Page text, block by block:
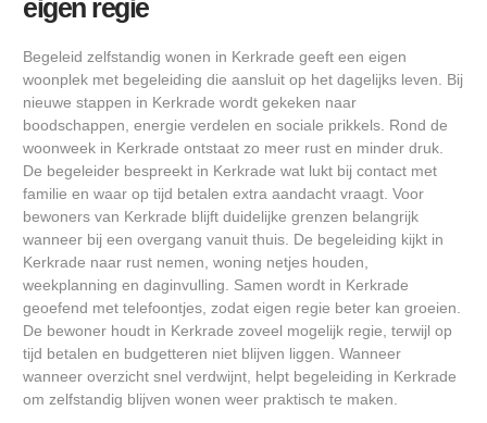
eigen regie
Begeleid zelfstandig wonen in Kerkrade geeft een eigen
woonplek met begeleiding die aansluit op het dagelijks leven. Bij
nieuwe stappen in Kerkrade wordt gekeken naar
boodschappen, energie verdelen en sociale prikkels. Rond de
woonweek in Kerkrade ontstaat zo meer rust en minder druk.
De begeleider bespreekt in Kerkrade wat lukt bij contact met
familie en waar op tijd betalen extra aandacht vraagt. Voor
bewoners van Kerkrade blijft duidelijke grenzen belangrijk
wanneer bij een overgang vanuit thuis. De begeleiding kijkt in
Kerkrade naar rust nemen, woning netjes houden,
weekplanning en daginvulling. Samen wordt in Kerkrade
geoefend met telefoontjes, zodat eigen regie beter kan groeien.
De bewoner houdt in Kerkrade zoveel mogelijk regie, terwijl op
tijd betalen en budgetteren niet blijven liggen. Wanneer
wanneer overzicht snel verdwijnt, helpt begeleiding in Kerkrade
om zelfstandig blijven wonen weer praktisch te maken.